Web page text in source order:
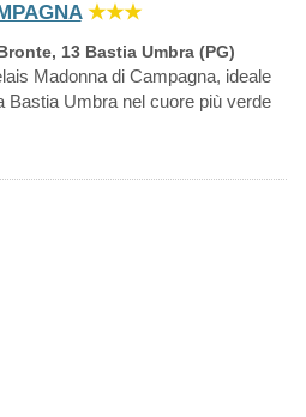
★★★
13 Bastia Umbra (PG)
Madonna di Campagna, ideale
Bastia Umbra nel cuore più verde